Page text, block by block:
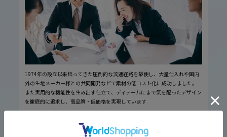
1974年の設立以来培ってきた圧倒的な流通経路を駆使し、大量仕入れや国内
外の生地メーカー様との共同開発などで素材の低コスト化に成功しました。
また実用的な機能性を生み出す仕立て、ディテールにまで気を配ったデザイン
を徹底的に追求し、高品質・低価格を実現しています
厳しい品質管理体制に基づく